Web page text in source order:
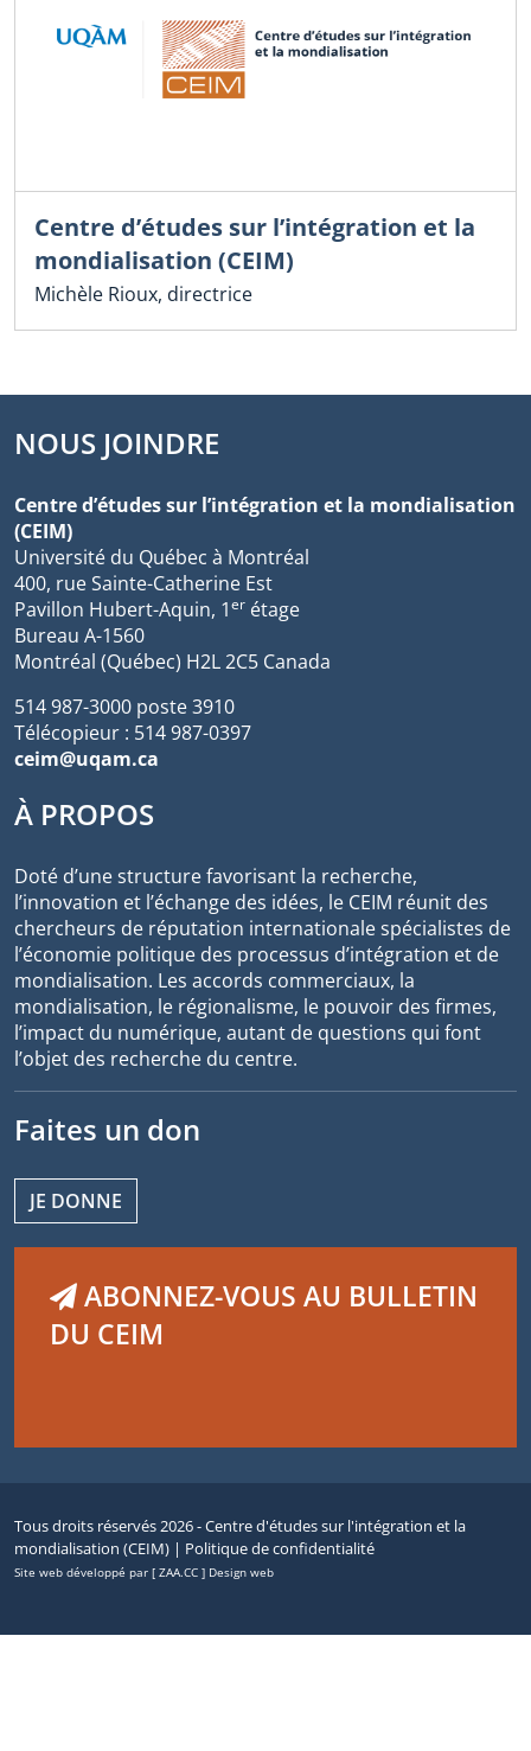
Centre d’études sur l’intégration et la
mondialisation (CEIM)
Michèle Rioux, directrice
NOUS JOINDRE
Centre d’études sur l’intégration et la mondialisation
(CEIM)
Université du Québec à Montréal
400, rue Sainte-Catherine Est
Pavillon Hubert-Aquin, 1er étage
Bureau A-1560
Montréal (Québec) H2L 2C5 Canada
514 987-3000 poste 3910
Télécopieur : 514 987-0397
ceim@uqam.ca
À PROPOS
Doté d’une structure favorisant la recherche,
l’innovation et l’échange des idées, le CEIM réunit des
chercheurs de réputation internationale spécialistes de
l’économie politique des processus d’intégration et de
mondialisation. Les accords commerciaux, la
mondialisation, le régionalisme, le pouvoir des firmes,
l’impact du numérique, autant de questions qui font
l’objet des recherche du centre.
Faites un don
JE DONNE
ABONNEZ-VOUS AU BULLETIN
DU CEIM
Tous droits réservés 2026 - Centre d'études sur l'intégration et la
mondialisation (CEIM) | Politique de confidentialité
Site web développé par [ ZAA.CC ] Design web